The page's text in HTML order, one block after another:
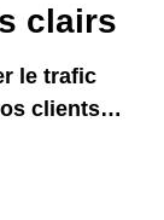
clairs
le trafic
clients…